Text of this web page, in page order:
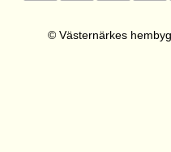
© Västernärkes